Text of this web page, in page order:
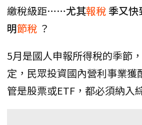
繳稅級距……尤其報稅 季又快
明節稅 ？
5月是國人申報所得稅的季節
定，民眾投資國內營利事業獲
管是股票或ETF，都必須納入